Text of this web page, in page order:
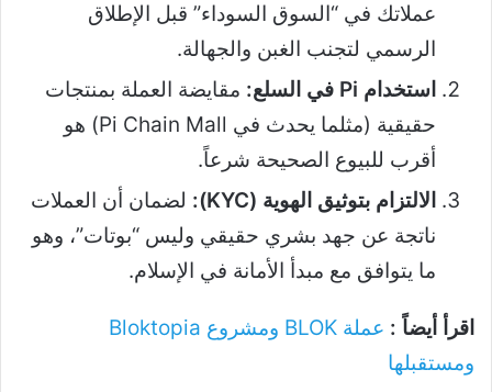
عملاتك في “السوق السوداء” قبل الإطلاق
الرسمي لتجنب الغبن والجهالة.
استخدام Pi في السلع:
مقايضة العملة بمنتجات
حقيقية (مثلما يحدث في Pi Chain Mall) هو
أقرب للبيوع الصحيحة شرعاً.
الالتزام بتوثيق الهوية (KYC):
لضمان أن العملات
ناتجة عن جهد بشري حقيقي وليس “بوتات”، وهو
ما يتوافق مع مبدأ الأمانة في الإسلام.
اقرأ أيضاً :
عملة BLOK ومشروع Bloktopia
ومستقبلها